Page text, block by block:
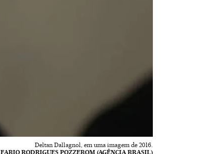
Deltan Dallagnol, em uma imagem de 2016.
FABIO RODRIGUES POZZEBOM (AGÊNCIA BRASIL)